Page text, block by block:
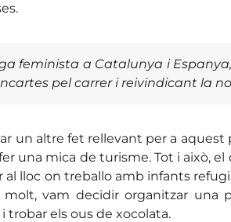
feminista a Catalunya i
pel carrer i reivindicant la
un altre fet rellevant per a
una mica de turisme. Tot i això,
al lloc on treballo amb infants
vam decidir organitzar
els ous de xocolata.